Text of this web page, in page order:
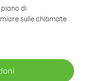
di
sulle chiamate